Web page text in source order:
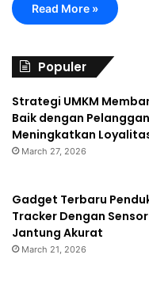
Read More »
Populer
Strategi UMKM
Baik dengan
Meningkatkan
March 27, 2026
Gadget Terbaru
Tracker Dengan
Jantung Akurat
March 21, 2026